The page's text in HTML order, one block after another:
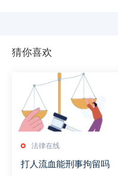
猜你喜欢
法律在线
打人流血能刑事拘留吗